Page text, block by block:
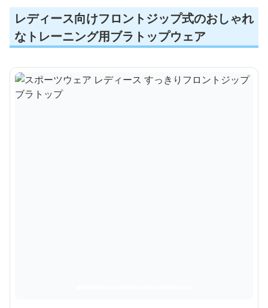
レディース向けフロントジップ式のおしゃれ
なトレーニング用ブラトップウェア